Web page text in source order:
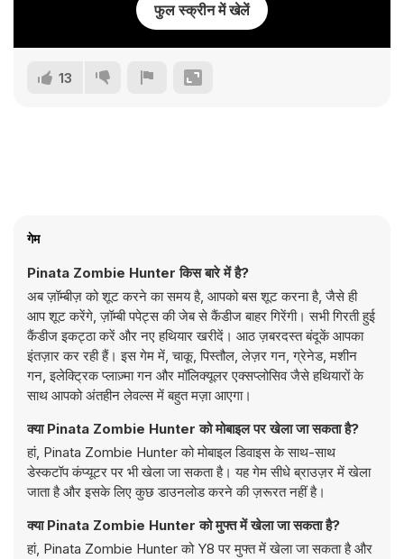
फुल स्क्रीन में खेलें
13
गेम
Pinata Zombie Hunter किस बारे में है?
अब ज़ॉम्बीज़ को शूट करने का समय है, आपको बस शूट करना है, जैसे ही
आप शूट करेंगे, ज़ॉम्बी पपेट्स की जेब से कैंडीज बाहर गिरेंगी। सभी गिरती हुई
कैंडीज इकट्ठा करें और नए हथियार खरीदें। आठ ज़बरदस्त बंदूकें आपका
इंतज़ार कर रही हैं। इस गेम में, चाकू, पिस्तौल, लेज़र गन, ग्रेनेड, मशीन
गन, इलेक्ट्रिक प्लाज़्मा गन और मॉलिक्यूलर एक्सप्लोसिव जैसे हथियारों के
साथ आपको अंतहीन लेवल्स में बहुत मज़ा आएगा।
क्या Pinata Zombie Hunter को मोबाइल पर खेला जा सकता है?
हां, Pinata Zombie Hunter को मोबाइल डिवाइस के साथ-साथ
डेस्कटॉप कंप्यूटर पर भी खेला जा सकता है। यह गेम सीधे ब्राउज़र में खेला
जाता है और इसके लिए कुछ डाउनलोड करने की ज़रूरत नहीं है।
क्या Pinata Zombie Hunter को मुफ्त में खेला जा सकता है?
हां, Pinata Zombie Hunter को Y8 पर मुफ्त में खेला जा सकता है और